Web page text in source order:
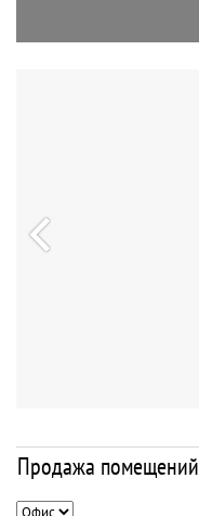
Продажа помещений